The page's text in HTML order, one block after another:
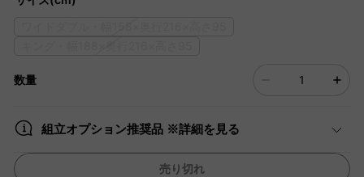
数量
組立オプション推奨品 ※詳細を見る
売り切れ